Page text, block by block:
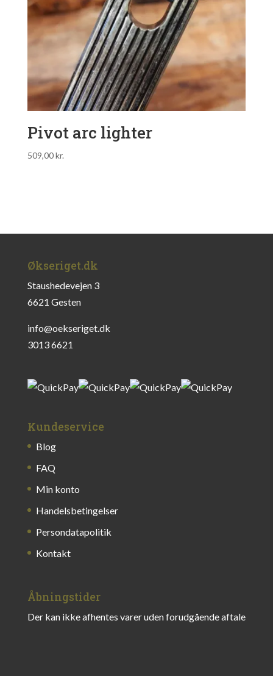
Pivot arc lighter
509,00kr.
Økseriget.dk
Staushedevejen 3
6621 Gesten
info@oekseriget.dk
3013 6621
Kundeservice
Blog
FAQ
Min konto
Handelsbetingelser
Persondatapolitik
Kontakt
Åbningstider
Der kan ikke afhentes varer uden forudgående aftale